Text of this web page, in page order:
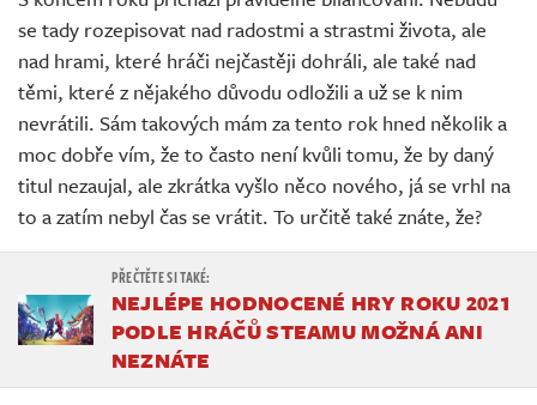
Živě
se tady rozepisovat nad radostmi a strastmi života, ale
nad hrami, které hráči nejčastěji dohráli, ale také nad
těmi, které z nějakého důvodu odložili a už se k nim
nevrátili. Sám takových mám za tento rok hned několik a
moc dobře vím, že to často není kvůli tomu, že by daný
titul nezaujal, ale zkrátka vyšlo něco nového, já se vrhl na
to a zatím nebyl čas se vrátit. To určitě také znáte, že?
NEJLÉPE HODNOCENÉ HRY ROKU 2021
PODLE HRÁČŮ STEAMU MOŽNÁ ANI
NEZNÁTE